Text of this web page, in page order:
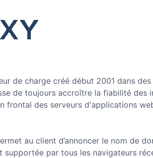
de charge créé début 2001 dans
de toujours accroître la fiabilité
frontal des serveurs d'applications
au client d’annoncer le nom de
supportée par tous les navigateurs